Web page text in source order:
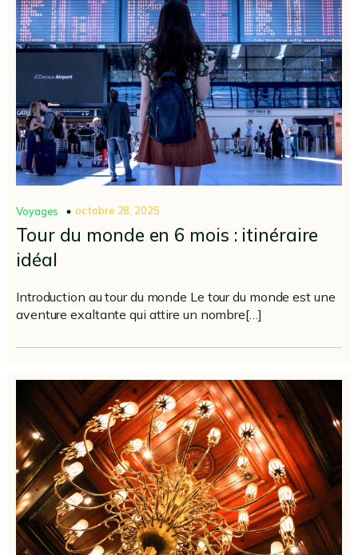
Voyages octobre 28, 2025
Tour du monde en 6 mois : itinéraire
idéal
Introduction au tour du monde Le tour du monde est une
aventure exaltante qui attire un nombre[…]